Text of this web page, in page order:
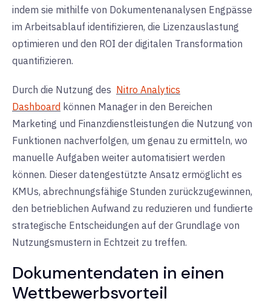
indem sie mithilfe von Dokumentenanalysen Engpässe
im Arbeitsablauf identifizieren, die Lizenzauslastung
optimieren und den ROI der digitalen Transformation
quantifizieren.
Durch die Nutzung des Nitro Analytics
Dashboard können Manager in den Bereichen
Marketing und Finanzdienstleistungen die Nutzung von
Funktionen nachverfolgen, um genau zu ermitteln, wo
manuelle Aufgaben weiter automatisiert werden
können. Dieser datengestützte Ansatz ermöglicht es
KMUs, abrechnungsfähige Stunden zurückzugewinnen,
den betrieblichen Aufwand zu reduzieren und fundierte
strategische Entscheidungen auf der Grundlage von
Nutzungsmustern in Echtzeit zu treffen.
Dokumentendaten in einen
Wettbewerbsvorteil